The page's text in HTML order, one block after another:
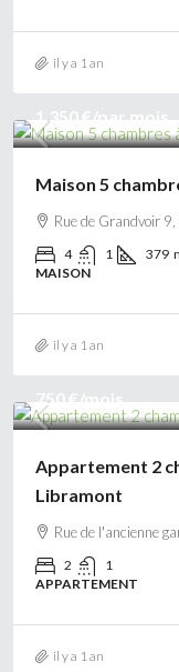
il y a 1 an
1 350 €/par mois
Maison 5
Rue de Grandvoir
4 1 379
MAISON
il y a 1 an
750 €/mois
Appartement 2
Libramont
Rue de l'ancienne
2
1
APPARTEMENT
il y a 1 an